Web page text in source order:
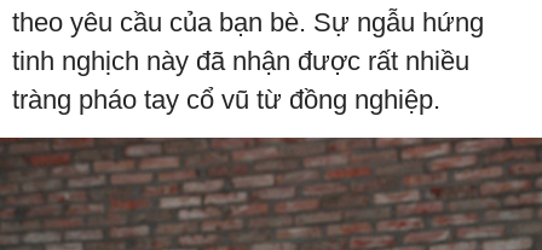
theo yêu cầu của bạn bè. Sự ngẫu hứng
tinh nghịch này đã nhận được rất nhiều
tràng pháo tay cổ vũ từ đồng nghiệp.